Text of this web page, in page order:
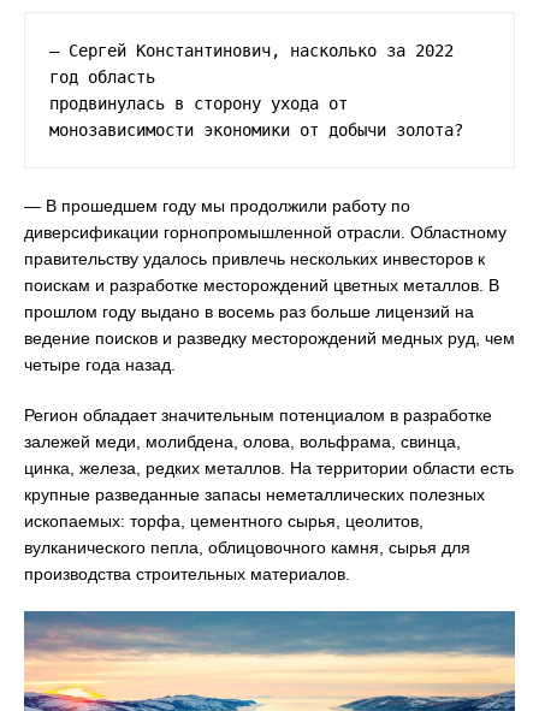
— Сергей Константинович, насколько за 2022
год область
продвинулась в сторону ухода от
монозависимости экономики от добычи золота?
— В прошедшем году мы продолжили работу по
диверсификации горнопромышленной отрасли. Областному
правительству удалось привлечь нескольких инвесторов к
поискам и разработке месторождений цветных металлов. В
прошлом году выдано в восемь раз больше лицензий на
ведение поисков и разведку месторождений медных руд, чем
четыре года назад.
Регион обладает значительным потенциалом в разработке
залежей меди, молибдена, олова, вольфрама, свинца,
цинка, железа, редких металлов. На территории области есть
крупные разведанные запасы неметаллических полезных
ископаемых: торфа, цементного сырья, цеолитов,
вулканического пепла, облицовочного камня, сырья для
производства строительных материалов.